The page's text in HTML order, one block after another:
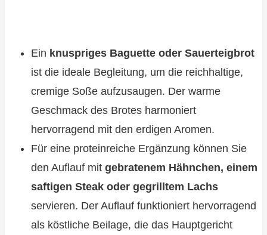
Ein knuspriges Baguette oder Sauerteigbrot
ist die ideale Begleitung, um die reichhaltige,
cremige Soße aufzusaugen. Der warme
Geschmack des Brotes harmoniert
hervorragend mit den erdigen Aromen.
Für eine proteinreiche Ergänzung können Sie
den Auflauf mit gebratenem Hähnchen, einem
saftigen Steak oder gegrilltem Lachs
servieren. Der Auflauf funktioniert hervorragend
als köstliche Beilage, die das Hauptgericht